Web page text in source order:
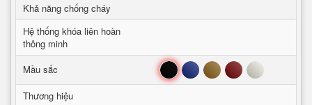
Khả năng chống cháy
Hệ thống khóa liên hoàn
thông minh
Mầu sắc
Đen Xanh Nâu Đỏ Trắng
Thương hiệu